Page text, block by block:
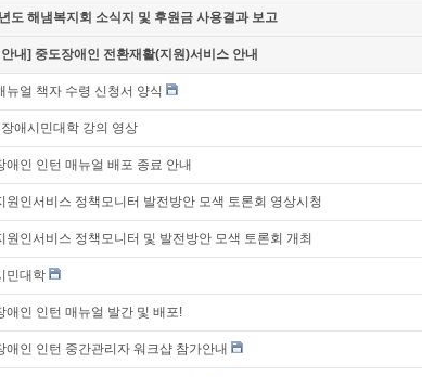
도 해냄복지회 소식지 및 후원금 사용결과 보고
내] 중도장애인 전환재활(지원)서비스 안내
뉴얼 책자 수령 신청서 양식
애시민대학 강의 영상
애인 인턴 매뉴얼 배포 종료 안내
원인서비스 정책모니터 발전방안 모색 토론회 영상시청
원인서비스 정책모니터 및 발전방안 모색 토론회 개최
민대학
애인 인턴 매뉴얼 발간 및 배포!
애인 인턴 중간관리자 워크샵 참가안내